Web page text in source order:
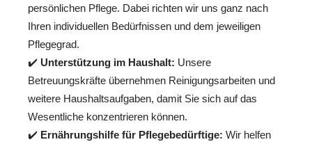
persönlichen Pflege. Dabei richten wir uns ganz nach
Ihren individuellen Bedürfnissen und dem jeweiligen
Pflegegrad.
✔️ Unterstützung im Haushalt: Unsere
Betreuungskräfte übernehmen Reinigungsarbeiten und
weitere Haushaltsaufgaben, damit Sie sich auf das
Wesentliche konzentrieren können.
✔️ Ernährungshilfe für Pflegebedürftige: Wir helfen